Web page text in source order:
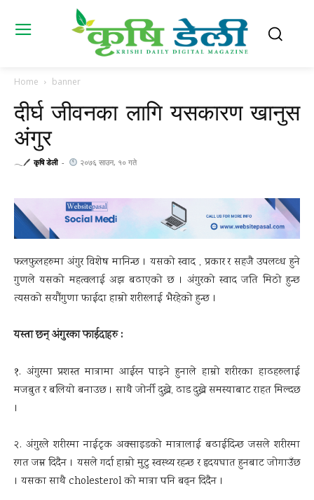
Home banner
दीर्घ जीवनका लागि यसकारण खानुस
अंगुर
𓂃🖊 कृषि डेली - २०७६ साउन, १० गते
फलफुलहरुमा अंगुर विशेष मानिन्छ । यसको स्वाद , प्रकार र सहजै उपलव्ध हुने
गुणले यसको महत्वलाई अझ बढाएको छ । अंगुरको स्वाद जति मिठो हुन्छ
त्यसको सयौंगुणा फाईदा हाम्रो शरीरलाई भैरहेको हुन्छ ।
यस्ता छन् अंगुरका फाईदाहरु :
१. अंगुरमा प्रशस्त मात्रामा आईरन पाइने हुनाले हाम्रो शरीरका हाढहरुलाई
मजबुत र बलियो बनाउछ । साथै जोर्नी दुख्ने, ढाड दुख्ने समस्याबाट राहत मिल्दछ
।
२. अंगुरले शरीरमा नाईटृक अक्साइडको मात्रालाई बढाईदिन्छ जसले शरीरमा
रगत जम्न दिदैन । यसले गर्दा हाम्रो मुटु स्वस्थ्य रहन्छ र हृदयघात हुनबाट जोगाउँछ
। यसका साथै cholesterol को मात्रा पनि बढ्न दिदैन ।